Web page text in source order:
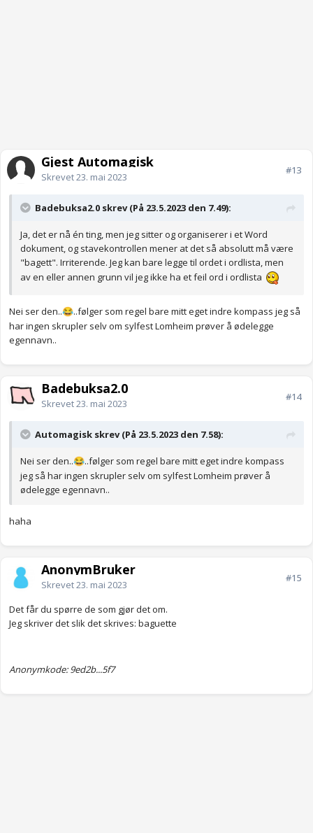
Gjest Automagisk
Skrevet23. mai 2023
#13
Badebuksa2.0 skrev (På 23.5.2023 den 7.49):
Ja, det er nå én ting, men jeg sitter og organiserer i et Word
dokument, og stavekontrollen mener at det så absolutt må være
"bagett". Irriterende. Jeg kan bare legge til ordet i ordlista, men
av en eller annen grunn vil jeg ikke ha et feil ord i ordlista
Nei ser den..😂..følger som regel bare mitt eget indre kompass jeg så
har ingen skrupler selv om sylfest Lomheim prøver å ødelegge
egennavn..
Badebuksa2.0
Skrevet23. mai 2023
#14
Automagisk skrev (På 23.5.2023 den 7.58):
Nei ser den..😂..følger som regel bare mitt eget indre kompass
jeg så har ingen skrupler selv om sylfest Lomheim prøver å
ødelegge egennavn..
haha
AnonymBruker
Skrevet23. mai 2023
#15
Det får du spørre de som gjør det om.
Jeg skriver det slik det skrives: baguette
Anonymkode: 9ed2b...5f7